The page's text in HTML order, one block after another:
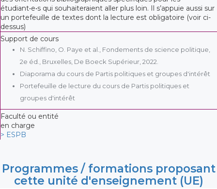
étudiant•e•s qui souhaiteraient aller plus loin. Il s’appuie aussi sur
un portefeuille de textes dont la lecture est obligatoire (voir ci-
dessus)
Support de cours
N. Schiffino, O. Paye et al., Fondements de science politique,
2e éd., Bruxelles, De Boeck Supérieur, 2022.
Diaporama du cours de Partis politiques et groupes d'intérêt
Portefeuille de lecture du cours de Partis politiques et
groupes d'intérêt
Faculté ou entité
en charge
> ESPB
Programmes / formations proposant
cette unité d'enseignement (UE)